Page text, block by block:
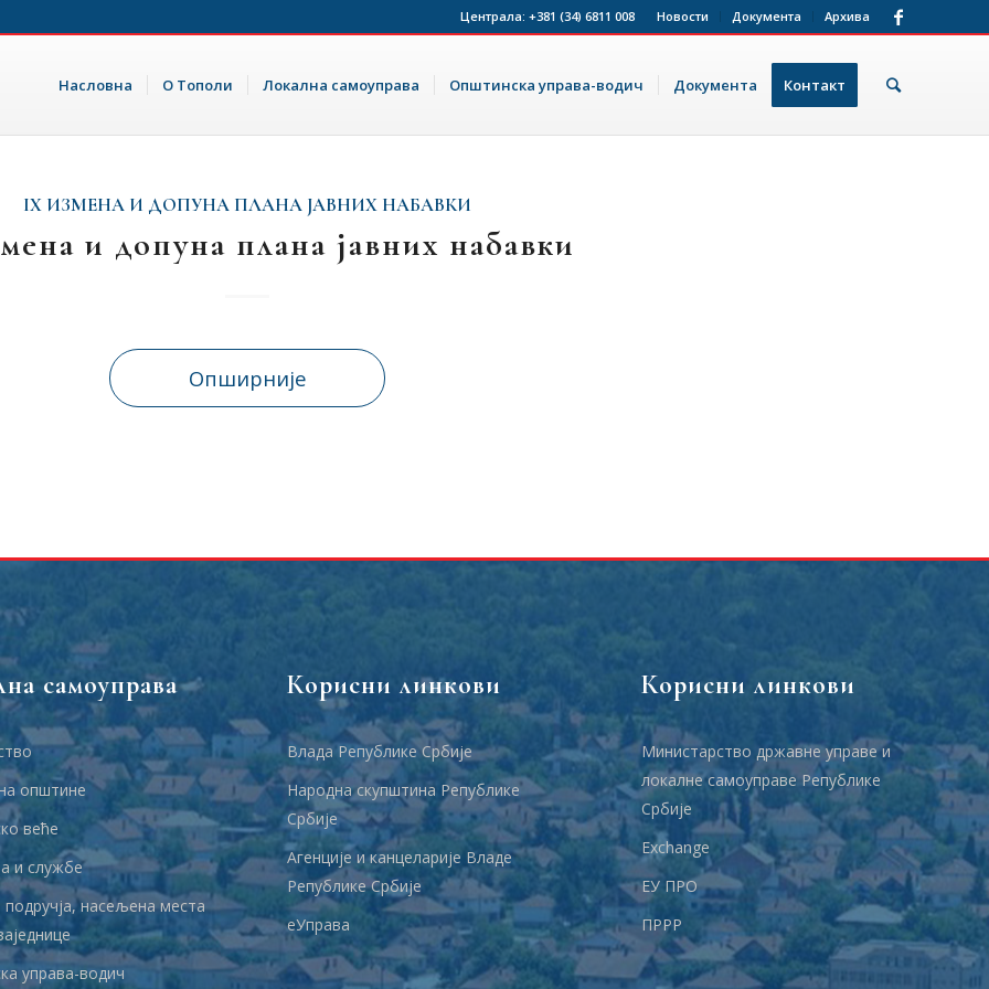
Новости Документа Архива
Централа: +381 (34) 6811 008
Насловна О Тополи Локална самоуправа Општинска управа-водич Документа Контакт
IX ИЗМЕНА И ДОПУНА ПЛАНА ЈАВНИХ НАБАВКИ
и допуна плана јавних набавки
Опширније
самоуправа
општине
веће
и службе
насељена места
управа-водич
Корисни линкови
Влада Републике Србије
Народна скупштина Републике
Србије
Агенције и канцеларије Владе
Републике Србије
еУправа
Корисни линкови
Министарство државне управе и
локалне самоуправе Републике
Србије
Еxchange
ЕУ ПРО
ПРРР